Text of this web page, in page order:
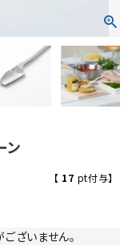
ン
【 17 pt付与】
ざいません。